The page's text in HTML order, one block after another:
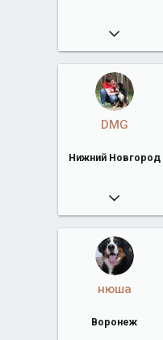
10.11.2008
1 328
DMG
Нижний Новгород
15.01.2009
690
нюша
Воронеж